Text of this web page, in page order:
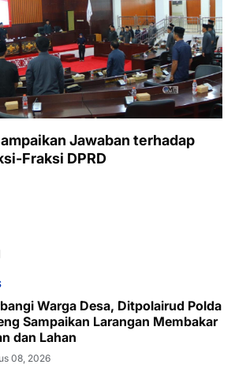
Jawaban terhadap
Fraksi DPRD
Warga Desa, Ditpolairud Polda
Sampaikan Larangan Membakar
dan Lahan
08, 2026